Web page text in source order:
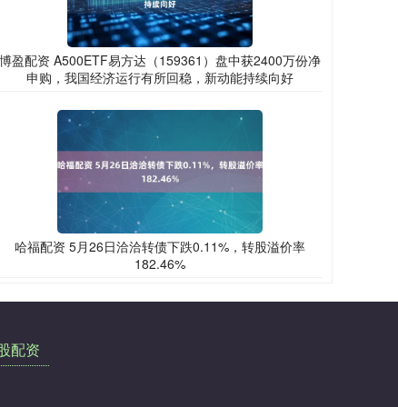
博盈配资 A500ETF易方达（159361）盘中获2400万份净
申购，我国经济运行有所回稳，新动能持续向好
哈福配资 5月26日洽洽转债下跌0.11%，转股溢价率
182.46%
配资